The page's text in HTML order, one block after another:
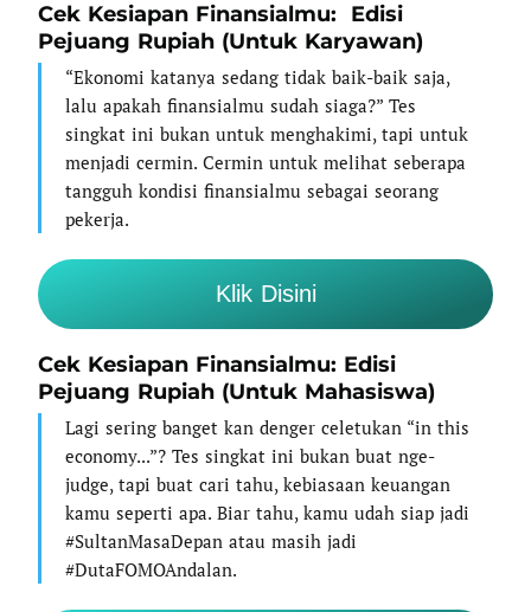
Cek Kesiapan Finansialmu: Edisi
Pejuang Rupiah (Untuk Karyawan)
“Ekonomi katanya sedang tidak baik-baik saja,
lalu apakah finansialmu sudah siaga?” Tes
singkat ini bukan untuk menghakimi, tapi untuk
menjadi cermin. Cermin untuk melihat seberapa
tangguh kondisi finansialmu sebagai seorang
pekerja.
Klik Disini
Cek Kesiapan Finansialmu: Edisi
Pejuang Rupiah (Untuk Mahasiswa)
Lagi sering banget kan denger celetukan “in this
economy...”? Tes singkat ini bukan buat nge-
judge, tapi buat cari tahu, kebiasaan keuangan
kamu seperti apa. Biar tahu, kamu udah siap jadi
#SultanMasaDepan atau masih jadi
#DutaFOMOAndalan.